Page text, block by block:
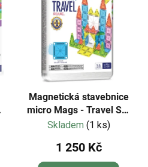
Magnetická stavebnice
micro Mags - Travel Set
Deluxe 55 dílů - Magna-
Skladem (1 ks)
1 250 Kč